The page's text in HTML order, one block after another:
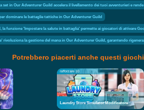
set in Our Adventurer Guild accelera il livellamento dei tuoi avventurieri e
dominare le battaglie tattiche in Our Adventurer Guild
la funzione 'Impostare la salute in battaglia' permette ai giocatori di attivare
rivoluziona la gestione del mana in Our Adventurer Guild, garantendo
Potrebbero piacerti anche questi giochi
rafforzare 10
Laundry Store Simulator Modificatore